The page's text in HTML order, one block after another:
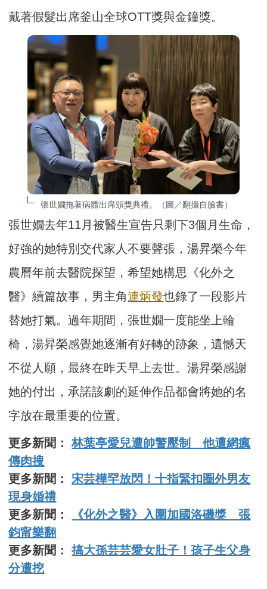
戴著假髮出席釜山全球OTT獎與金鐘獎。
張世嫺拖著病體出席頒獎典禮。（圖／翻攝自臉書）
張世嫺去年11月被醫生宣告只剩下3個月生命，
好強的她特別交代家人不要聲張，湯昇榮今年
農曆年前去醫院探望，希望她構思《化外之
醫》續篇故事，男主角連炳發也錄了一段影片
替她打氣。過年期間，張世嫺一度能坐上輪
椅，湯昇榮感覺她逐漸有好轉的跡象，遺憾天
不從人願，最終在昨天早上去世。湯昇榮感謝
她的付出，承諾該劇的延伸作品都會將她的名
字放在最重要的位置。
更多新聞：林葉亭愛兒遭帥警壓制 他遭網瘋
傳肉搜
更多新聞： 宋芸樺罕放閃！十指緊扣圈外男友
現身婚禮
更多新聞：
《化外之醫》入圍加國洛磯獎 張
鈞甯樂翻
更多新聞：搞大孫芸芸愛女肚子！孩子生父身
分遭挖